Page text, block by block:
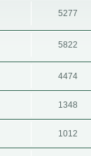
5277
5822
4474
1348
1012